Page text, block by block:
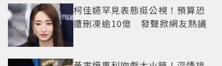
柯佳嬿罕見表態挺公視！預算恐
遭刪凍逾10億 發聲掀網友熱議